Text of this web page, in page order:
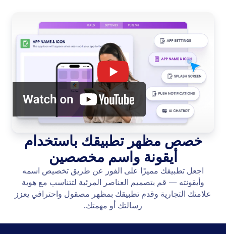
خصص مظهر تطبيقك باستخدام
أيقونة واسم مخصصين
اجعل تطبيقك مميزًا على الفور عن طريق تخصيص اسمه
وأيقونته — قم بتصميم العناصر المرئية لتتناسب مع هوية
علامتك التجارية وقدم تطبيقك بمظهر مصقول واحترافي يعزز
رسالتك أو مهمتك.